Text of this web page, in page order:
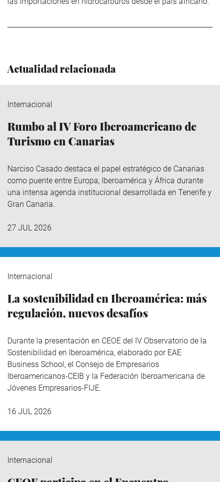
Actualidad relacionada
Internacional
Rumbo al IV Foro Iberoamericano de
Turismo en Canarias
Narciso Casado destaca el papel estratégico de Canarias
como puente entre Europa, Iberoamérica y África durante
una intensa agenda institucional desarrollada en Tenerife y
Gran Canaria.
27 JUL 2026
Internacional
La sostenibilidad en Iberoamérica: más
regulación, nuevos desafíos
Durante la presentación en CEOE del IV Observatorio de la
Sostenibilidad en Iberoamérica, elaborado por EAE
Business School, el Consejo de Empresarios
Iberoamericanos-CEIB y la Federación Iberoamericana de
Jóvenes Empresarios-FIJE.
16 JUL 2026
Internacional